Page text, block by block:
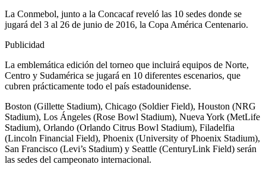
La Conmebol, junto a la Concacaf reveló las 10 sedes donde se
jugará del 3 al 26 de junio de 2016, la Copa América Centenario.
Publicidad
La emblemática edición del torneo que incluirá equipos de Norte,
Centro y Sudamérica se jugará en 10 diferentes escenarios, que
cubren prácticamente todo el país estadounidense.
Boston (Gillette Stadium), Chicago (Soldier Field), Houston (NRG
Stadium), Los Ángeles (Rose Bowl Stadium), Nueva York (MetLife
Stadium), Orlando (Orlando Citrus Bowl Stadium), Filadelfia
(Lincoln Financial Field), Phoenix (University of Phoenix Stadium),
San Francisco (Levi’s Stadium) y Seattle (CenturyLink Field) serán
las sedes del campeonato internacional.